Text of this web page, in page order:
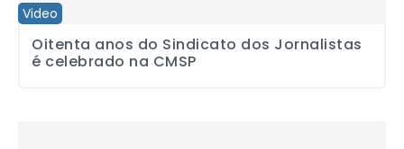
Video
Oitenta anos do Sindicato dos Jornalistas
é celebrado na CMSP